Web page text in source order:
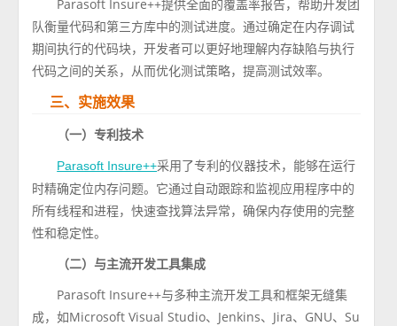
Parasoft Insure++提供全面的覆盖率报告，帮助开发团
队衡量代码和第三方库中的测试进度。通过确定在内存调试
期间执行的代码块，开发者可以更好地理解内存缺陷与执行
代码之间的关系，从而优化测试策略，提高测试效率。
三、 实施效果
（一）专利技术
Parasoft Insure++采用了专利的仪器技术，能够在运行
时精确定位内存问题。它通过自动跟踪和监视应用程序中的
所有线程和进程，快速查找算法异常，确保内存使用的完整
性和稳定性。
（二）与主流开发工具集成
Parasoft Insure++与多种主流开发工具和框架无缝集
成，如Microsoft Visual Studio、Jenkins、Jira、GNU、Su